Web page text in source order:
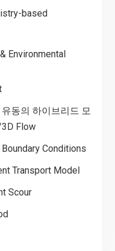
based
Environmental
동의 하이브리드 모
Flow
Conditions
Transport Model
Scour